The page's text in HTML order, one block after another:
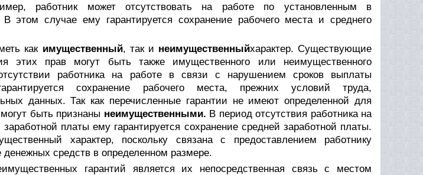
работник может отсутствовать на работе по установленным в
В этом случае ему гарантируется сохранение рабочего места и среднего
как имущественный, так и неимущественныйхарактер. Существующие
этих прав могут быть также имущественного или неимущественного
работника на работе в связи с нарушением сроков выплаты
сохранение рабочего места, прежних условий труда,
данных. Так как перечисленные гарантии не имеют определенной для
быть признаны неимущественными. В период отсутствия работника на
платы ему гарантируется сохранение средней заработной платы.
характер, поскольку связана с предоставлением работнику
средств в определенном размере.
гарантий является их непосредственная связь с местом